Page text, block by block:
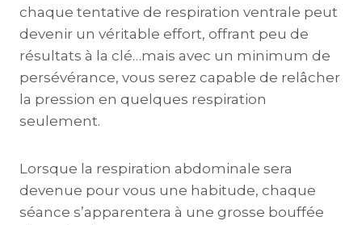
chaque tentative de respiration ventrale peut
devenir un véritable effort, offrant peu de
résultats à la clé…mais avec un minimum de
persévérance, vous serez capable de relâcher
la pression en quelques respiration
seulement.
Lorsque la respiration abdominale sera
devenue pour vous une habitude, chaque
séance s’apparentera à une grosse bouffée